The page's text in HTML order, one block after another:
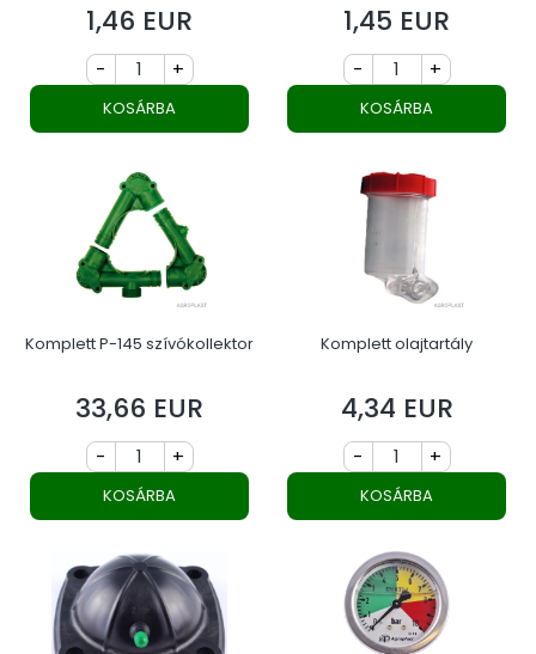
Ár
1,46 EUR
- +
KOSÁRBA
Ár
1,45 EUR
- +
KOSÁRBA
Komplett P-145 szívókollektor
Ár
33,66 EUR
- +
KOSÁRBA
Komplett olajtartály
Ár
4,34 EUR
- +
KOSÁRBA